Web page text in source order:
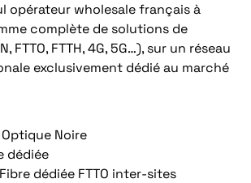
opérateur wholesale français à
complète de solutions de
FTTO, FTTH, 4G, 5G…), sur un réseau
exclusivement dédié au marché
Optique Noire
dédiée
dédiée FTTO inter-sites